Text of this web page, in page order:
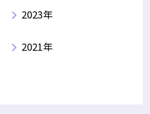
2023年
2021年